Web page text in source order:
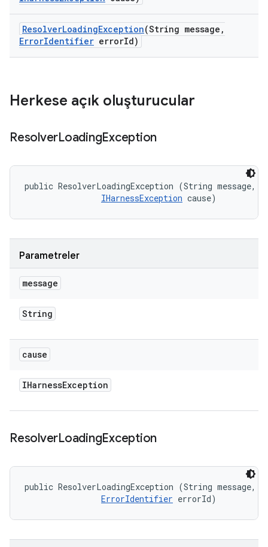
ResolverLoadingException(String message ,
ErrorIdentifier errorId)
Herkese açık oluşturucular
ResolverLoadingException
public ResolverLoadingException (String message,
IHarnessException cause)
Parametreler
message
String
cause
IHarnessException
ResolverLoadingException
public ResolverLoadingException (String message,
ErrorIdentifier errorId)